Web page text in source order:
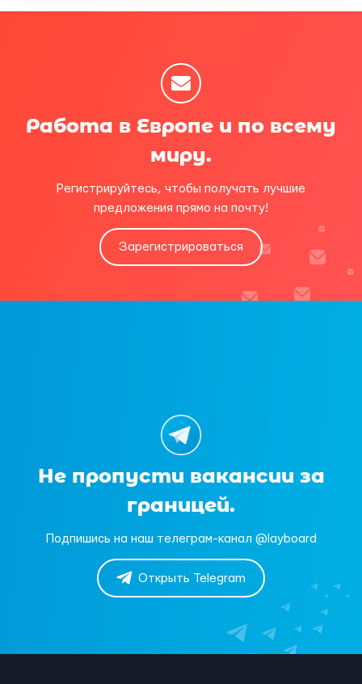
Работа в Европе и по всему
миру.
Регистрируйтесь, чтобы получать лучшие
предложения прямо на почту!
Зарегистрироваться
Не пропусти вакансии за
границей.
Подпишись на наш телеграм-канал @layboard
Открыть Telegram